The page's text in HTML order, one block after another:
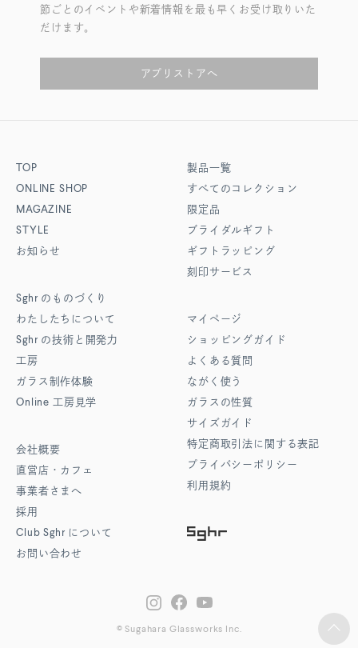
節ごとのイベントや新着情報を最も早くお受け取りいた
だけます。
アプリストアへ
TOP
ONLINE SHOP
MAGAZINE
STYLE
お知らせ
Sghr のものづくり
わたしたちについて
Sghr の技術と開発力
工房
ガラス制作体験
Online 工房見学
会社概要
直営店・カフェ
事業者さまへ
採用
Club Sghr について
お問い合わせ
製品一覧
すべてのコレクション
限定品
ブライダルギフト
ギフトラッピング
刻印サービス
マイページ
ショッピングガイド
よくある質問
ながく使う
ガラスの性質
サイズガイド
特定商取引法に関する表記
プライバシーポリシー
利用規約
© Sugahara Glassworks Inc.